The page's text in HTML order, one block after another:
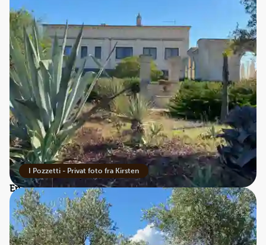
I Pozzetti - Privat foto fra Kirsten
Midt mellem ældgamle oliventræer og tæt på
Adriaterhavet ligger Masseria I Pozzetti – et
stemningsfuldt og familiedrevet herregårdshotel nær
Fasano.
Her mærker man straks den særlige atmosfære, som
kendetegner en ægte masseria. Familien tager imod
gæsterne med varme og personlighed, og opholdet føles
hurtigt mere som et besøg hos lokale venner end et
traditionelt hotelophold.
En masseria med historie og sjæl
Navnet ”I Pozzetti” betyder ”de små brønde” og henviser
til de gamle vandreservoirer, som gennem generationer